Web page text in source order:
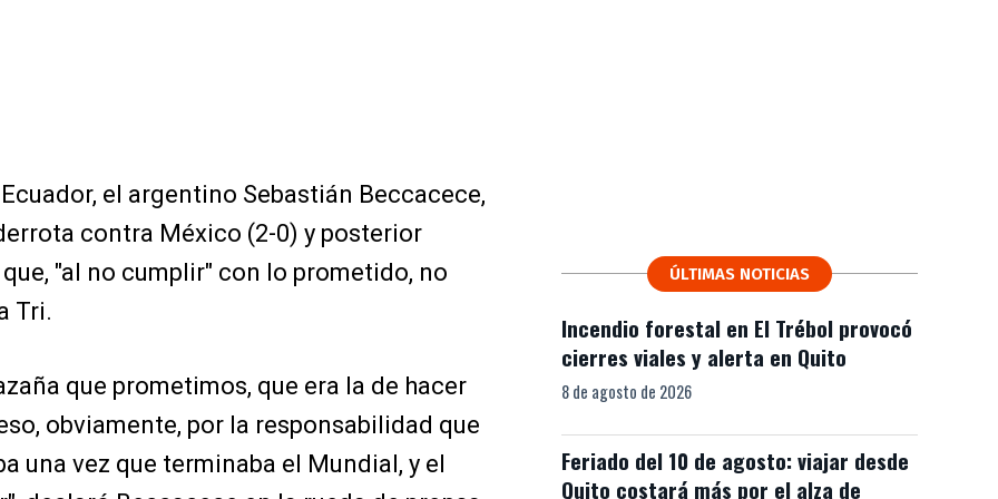
el argentino Sebastián Beccacece,
contra México (2-0) y posterior
"al no cumplir" con lo prometido, no
Tri.
que prometimos, que era la de hacer
obviamente, por la responsabilidad que
una vez que terminaba el Mundial, y el
ÚLTIMAS NOTICIAS
Incendio forestal en El Trébol provocó
cierres viales y alerta en Quito
8 de agosto de 2026
Feriado del 10 de agosto: viajar desde
Quito costará más por el alza de